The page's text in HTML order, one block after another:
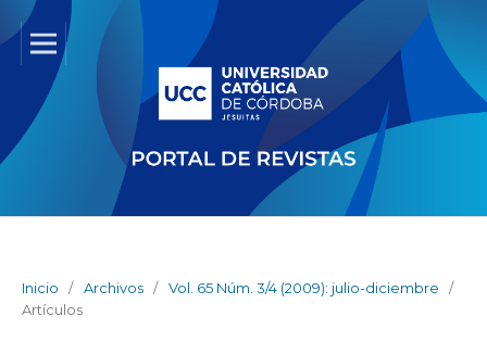
Inicio / Archivos / Vol. 65 Núm. 3/4 (2009): julio-diciembre
/
Artículos